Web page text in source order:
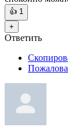
👍 1
+
Ответить